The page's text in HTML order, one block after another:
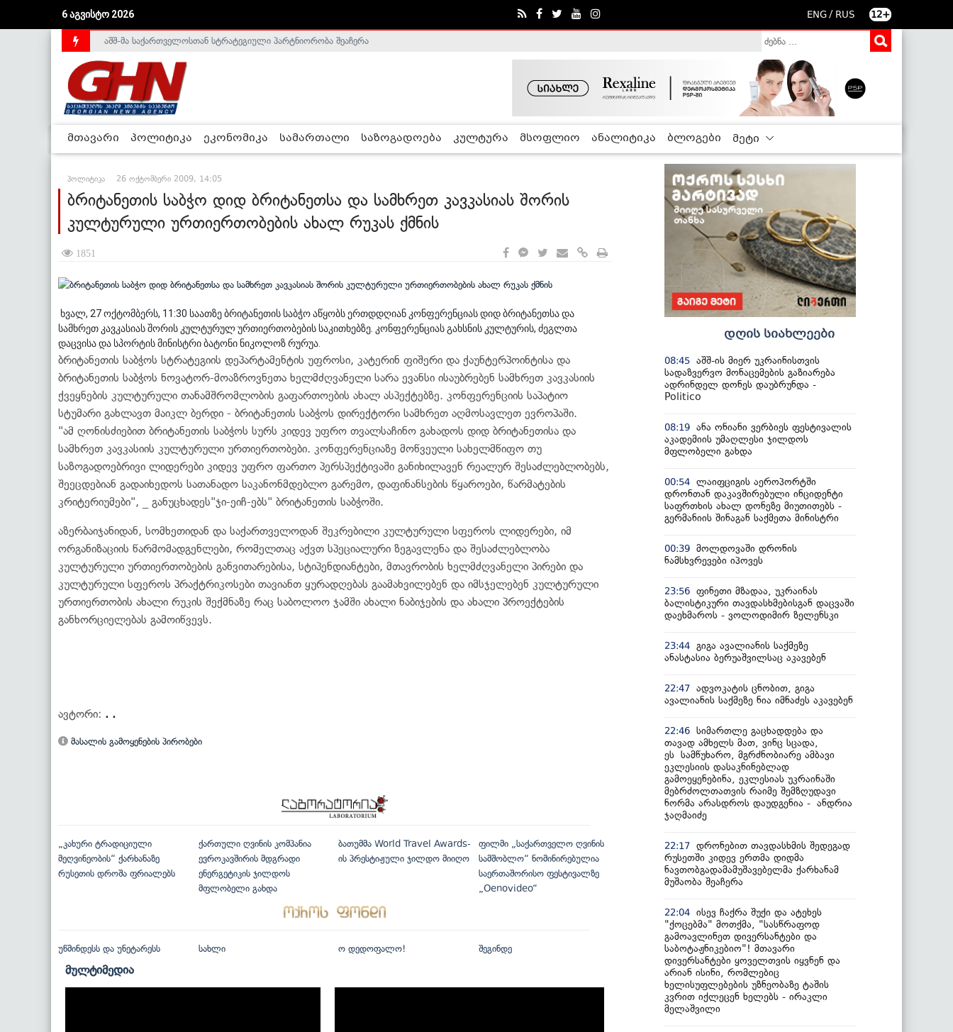
6 აგვისტო 2026 ENG / RUS 12+
საქართველოს დე-ფაქტო მთავრობა არალეგიტიმურია - ჰელსინკის კომისია
აშშ-მა საქართველოსთან სტრატეგიული პარტნიორობა შეაჩერა
მთავარი პოლიტიკა ეკონომიკა სამართალი საზოგადოება კულტურა მსოფლიო ანალიტიკა ბლოგები მეტი
პოლიტიკა 26 ოქტომბერი 2009, 14:05
ბრიტანეთის საბჭო დიდ ბრიტანეთსა და სამხრეთ კავკასიას შორის
კულტურული ურთიერთობების ახალ რუკას ქმნის
1851
ხვალ, 27 ოქტომბერს, 11:30 საათზე ბრიტანეთის საბჭო აწყობს ერთდდღიან კონფერენციას დიდ ბრიტანეთსა და
სამხრეთ კავკასიას შორის კულტურულ ურთიერთობების საკითხებზე. კონფერენციას გახსნის კულტურის, ძეგლთა
დაცვისა და სპორტის მინისტრი ბატონი ნიკოლოზ რურუა.
ბრიტანეთის საბჭოს სტრატეგიის დეპარტამენტის უფროსი, კატერინ ფიშერი და ქაუნტერპოინტისა და
ბრიტანეთის საბჭოს ნოვატორ-მოაზროვნეთა ხელმძღვანელი სარა ევანსი ისაუბრებენ სამხრეთ კავკასიის
ქვეყნების კულტურული თანამშრომლობის გაფართოების ახალ ასპექტებზე. კონფერენციის საპატიო
სტუმარი გახლავთ მაიკლ ბერდი - ბრიტანეთის საბჭოს დირექტორი სამხრეთ აღმოსავლეთ ევროპაში.
"ამ ღონისძიებით ბრიტანეთის საბჭოს სურს კიდევ უფრო თვალსაჩინო გახადოს დიდ ბრიტანეთისა და
სამხრეთ კავკასიის კულტურული ურთიერთობები. კონფერენციაზე მოწვეული სახელმწიფო თუ
საზოგადოებრივი ლიდერები კიდევ უფრო ფართო პერსპექტივაში განიხილავენ რეალურ შესაძლებლობებს,
შეეცდებიან გადაიხედოს სათანადო საკანონმდებლო გარემო, დაფინანსების წყაროები, წარმატების
კრიტერიუმები", _ განუცხადეს"ჯი-ეიჩ-ებს" ბრიტანეთის საბჭოში.
აზერბაიჯანიდან, სომხეთიდან და საქართველოდან შეკრებილი კულტურული სფეროს ლიდერები, იმ
ორგანიზაციის წარმომადგენლები, რომელთაც აქვთ სპეციალური ზეგავლენა და შესაძლებლობა
კულტურული ურთიერთობების განვითარებისა, სტიპენდიანტები, მთავრობის ხელმძღვანელი პირები და
კულტურული სფეროს პრაქტრიკოსები თავიანთ ყურადღებას გაამახვილებენ და იმსჯელებენ კულტურული
ურთიერთობის ახალი რუკის შექმნაზე რაც საბოლოო ჯამში ახალი ნაბიჯების და ახალი პროექტების
განხორციელებას გამოიწვევს.
ავტორი: . .
მასალის გამოყენების პირობები
„კახური ტრადიციული
მეღვინეობის“ ქარხანაზე
რუსეთის დროშა ფრიალებს
ქართული ღვინის კომპანია
ევროკავშირის მდგრადი
ენერგეტიკის ჯილდოს
მფლობელი გახდა
ბათუმმა World Travel Awards-
ის პრესტიჟული ჯილდო მიიღო
ფილმი „საქართველო ღვინის
სამშობლო“ ნომინირებულია
საერთაშორისო ფესტივალზე
„Oenovideo“
უწმინდესს და უნეტარესს სახლი ო დედოფალო! შეგინდე
მულტიმედია
დღის სიახლეები
08:45 აშშ-ის მიერ უკრაინისთვის
სადაზვერვო მონაცემების გაზიარება
ადრინდელ დონეს დაუბრუნდა -
Politico
08:19 ანა ონიანი ვერბიეს ფესტივალის
აკადემიის უმაღლესი ჯილდოს
მფლობელი გახდა
00:54 ლაიფციგის აეროპორტში
დრონთან დაკავშირებული ინციდენტი
საფრთხის ახალ დონეზე მიუთითებს -
გერმანიის შინაგან საქმეთა მინისტრი
00:39 მოლდოვაში დრონის
ნამსხვრევები იპოვეს
23:56 ფინეთი მზადაა, უკრაინას
ბალისტიკური თავდასხმებისგან დაცვაში
დაეხმაროს - ვოლოდიმირ ზელენსკი
23:44 გიგა ავალიანის საქმეზე
ანასტასია ბერუაშვილსაც აკავებენ
22:47 ადვოკატის ცნობით, გიგა
ავალიანის საქმეზე ნია იმნაძეს აკავებენ
22:46 სიმართლე გაცხადდება და
თავად ამხელს მათ, ვინც სცადა,
ეს სამწუხარო, მგრძნობიარე ამბავი
ეკლესიის დასაკნინებლად
გამოეყენებინა, ეკლესიას უკრაინაში
მებრძოლთათვის რაიმე შემზღუდავი
ნორმა არასდროს დაუდგენია - ანდრია
ჯაღმაიძე
22:17 დრონებით თავდასხმის შედეგად
რუსეთში კიდევ ერთმა დიდმა
ნავთობგადამამუშავებელმა ქარხანამ
მუშაობა შეაჩერა
22:04 ისევ ჩაქრა შუქი და ატეხეს
"ქოცებმა" მოთქმა, "სასწრაფოდ
გამოავლინეთ დივერსანტები და
საბოტაჟნიკებიო"! მთავარი
დივერსანტები ყოველთვის იყვნენ და
არიან ისინი, რომლებიც
ხელისუფლებების უზნეობაზე ტაშის
კვრით იქლეცენ ხელებს - ირაკლი
მელაშვილი